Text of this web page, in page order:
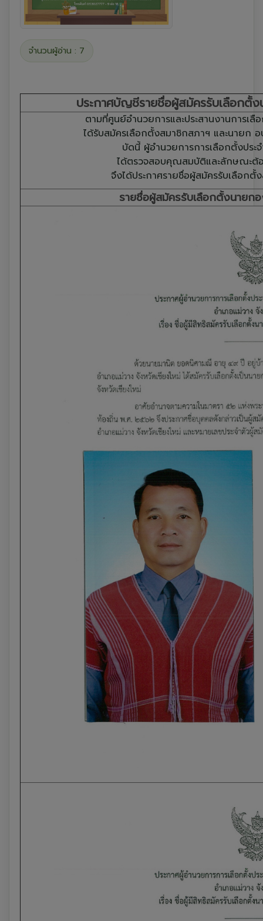
จำนวนผู้อ่าน : 7
ประกาศบัญชีรายชื่อผู้สมัครรับเลือกตั้
ตามที่ศูนย์อำนวยการและประสานงานการเ
ได้รับสมัครเลือกตั้งสมาชิกสภาฯ และนายก
บัดนี้ ผู้อำนวยการการเลือกตั้งประ
ได้ตรวจสอบคุณสมบัติและลักษณะต้
จึงได้ประกาศรายชื่อผู้สมัครรับเลือก
รายชื่อผู้สมัครรับเลือกตั้งนายก